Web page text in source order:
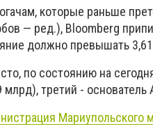
которые раньше
— ред.), Bloomberg
должно превышать
по состоянию на
третий -
Мариупольского